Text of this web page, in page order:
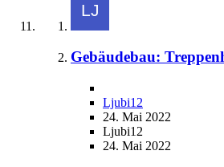
Gebäudebau:
Ljubi12
24. Mai 2022
Ljubi12
24. Mai 2022